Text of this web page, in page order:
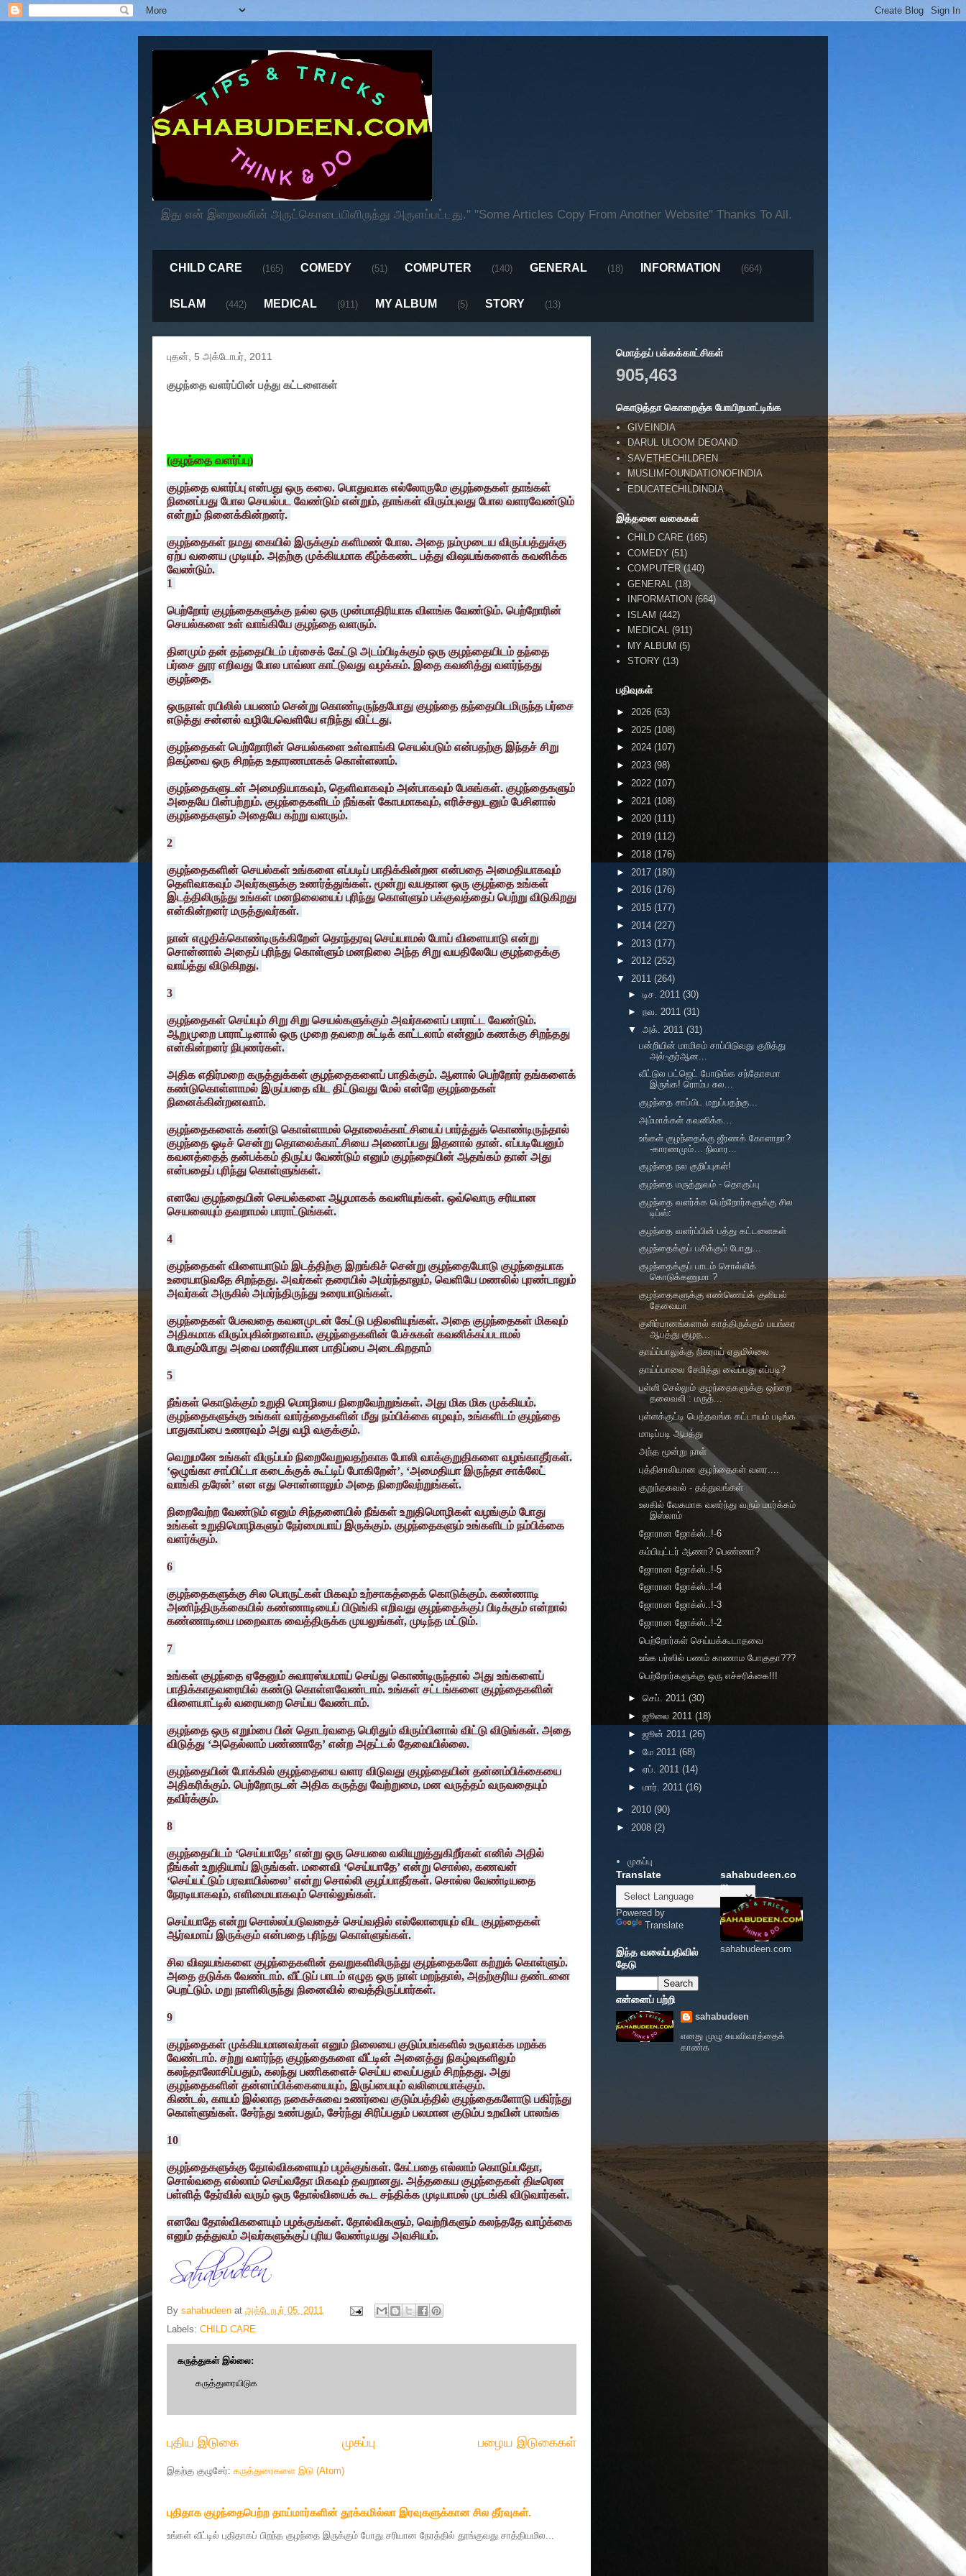
இது என் இறைவனின் அருட்கொடையிளிருந்து அருளப்பட்டது." "Some Articles Copy From Another Website" Thanks To All.
CHILD CARE (165) COMEDY (51) COMPUTER (140) GENERAL (18) INFORMATION (664)
ISLAM (442) MEDICAL (911) MY ALBUM (5) STORY (13)
புதன், 5 அக்டோபர், 2011
குழந்தை வளர்ப்பின் பத்து கட்டளைகள்
(குழந்தை வளர்ப்பு)
குழந்தை வளர்ப்பு என்பது ஒரு கலை. பொதுவாக எல்லோருமே குழந்தைகள் தாங்கள்
நினைப்பது போல செயல்பட வேண்டும் என்றும், தாங்கள் விரும்புவது போல வளரவேண்டும்
என்றும் நினைக்கின்றனர்.
குழந்தைகள் நமது கையில் இருக்கும் களிமண் போல. அதை நம்முடைய விருப்பத்துக்கு
ஏற்ப வனைய முடியும். அதற்கு முக்கியமாக கீழ்க்கண்ட பத்து விஷயங்களைக் கவனிக்க
வேண்டும்.
1
பெற்றோர் குழந்தைகளுக்கு நல்ல ஒரு முன்மாதிரியாக விளங்க வேண்டும். பெற்றோரின்
செயல்களை உள் வாங்கியே குழந்தை வளரும்.
தினமும் தன் தந்தையிடம் பர்சைக் கேட்டு அடம்பிடிக்கும் ஒரு குழந்தையிடம் தந்தை
பர்சை தூர எறிவது போல பாவ்லா காட்டுவது வழக்கம். இதை கவனித்து வளர்ந்தது
குழந்தை.
ஒருநாள் ரயிலில் பயணம் சென்று கொண்டிருந்தபோது குழந்தை தந்தையிடமிருந்த பர்சை
எடுத்து சன்னல் வழியேவெளியே எறிந்து விட்டது.
குழந்தைகள் பெற்றோரின் செயல்களை உள்வாங்கி செயல்படும் என்பதற்கு இந்தச் சிறு
நிகழ்வை ஒரு சிறந்த உதாரணமாகக் கொள்ளலாம்.
குழந்தைகளுடன் அமைதியாகவும், தெளிவாகவும் அன்பாகவும் பேசுங்கள். குழந்தைகளும்
அதையே பின்பற்றும். குழந்தைகளிடம் நீங்கள் கோபமாகவும், எரிச்சலுடனும் பேசினால்
குழந்தைகளும் அதையே கற்று வளரும்.
2
குழந்தைகளின் செயல்கள் உங்களை எப்படிப் பாதிக்கின்றன என்பதை அமைதியாகவும்
தெளிவாகவும் அவர்களுக்கு உணர்த்துங்கள். மூன்று வயதான ஒரு குழந்தை உங்கள்
இடத்திலிருந்து உங்கள் மனநிலையைப் புரிந்து கொள்ளும் பக்குவத்தைப் பெற்று விடுகிறது
என்கின்றனர் மருத்துவர்கள்.
நான் எழுதிக்கொண்டிருக்கிறேன் தொந்தரவு செய்யாமல் போய் விளையாடு என்று
சொன்னால் அதைப் புரிந்து கொள்ளும் மனநிலை அந்த சிறு வயதிலேயே குழந்தைக்கு
வாய்த்து விடுகிறது.
3
குழந்தைகள் செய்யும் சிறு சிறு செயல்களுக்கும் அவர்களைப் பாராட்ட வேண்டும்.
ஆறுமுறை பாராட்டினால் ஒரு முறை தவறை சுட்டிக் காட்டலாம் என்னும் கணக்கு சிறந்தது
என்கின்றனர் நிபுணர்கள்.
அதிக எதிர்மறை கருத்துக்கள் குழந்தைகளைப் பாதிக்கும். ஆனால் பெற்றோர் தங்களைக்
கண்டுகொள்ளாமல் இருப்பதை விட திட்டுவது மேல் என்றே குழந்தைகள்
நினைக்கின்றனவாம்.
குழந்தைகளைக் கண்டு கொள்ளாமல் தொலைக்காட்சியைப் பார்த்துக் கொண்டிருந்தால்
குழந்தை ஓடிச் சென்று தொலைக்காட்சியை அணைப்பது இதனால் தான். எப்படியேனும்
கவனத்தைத் தன்பக்கம் திருப்ப வேண்டும் எனும் குழந்தையின் ஆதங்கம் தான் அது
என்பதைப் புரிந்து கொள்ளுங்கள்.
எனவே குழந்தையின் செயல்களை ஆழமாகக் கவனியுங்கள். ஒவ்வொரு சரியான
செயலையும் தவறாமல் பாராட்டுங்கள்.
4
குழந்தைகள் விளையாடும் இடத்திற்கு இறங்கிச் சென்று குழந்தையோடு குழந்தையாக
உரையாடுவதே சிறந்தது. அவர்கள் தரையில் அமர்ந்தாலும், வெளியே மணலில் புரண்டாலும்
அவர்கள் அருகில் அமர்ந்திருந்து உரையாடுங்கள்.
குழந்தைகள் பேசுவதை கவனமுடன் கேட்டு பதிலளியுங்கள். அதை குழந்தைகள் மிகவும்
அதிகமாக விரும்புகின்றனவாம். குழந்தைகளின் பேச்சுகள் கவனிக்கப்படாமல்
போகும்போது அவை மனரீதியான பாதிப்பை அடைகிறதாம்
5
நீங்கள் கொடுக்கும் உறுதி மொழியை நிறைவேற்றுங்கள். அது மிக மிக முக்கியம்.
குழந்தைகளுக்கு உங்கள் வார்த்தைகளின் மீது நம்பிக்கை எழவும், உங்களிடம் குழந்தை
பாதுகாப்பை உணரவும் அது வழி வகுக்கும்.
வெறுமனே உங்கள் விருப்பம் நிறைவேறுவதற்காக போலி வாக்குறுதிகளை வழங்காதீர்கள்.
‘ஒழுங்கா சாப்பிட்டா கடைக்குக் கூட்டிப் போகிறேன்’, ‘அமைதியா இருந்தா சாக்லேட்
வாங்கி தரேன்’ என எது சொன்னாலும் அதை நிறைவேற்றுங்கள்.
நிறைவேற்ற வேண்டும் எனும் சிந்தனையில் நீங்கள் உறுதிமொழிகள் வழங்கும் போது
உங்கள் உறுதிமொழிகளும் நேர்மையாய் இருக்கும். குழந்தைகளும் உங்களிடம் நம்பிக்கை
வளர்க்கும்.
6
குழந்தைகளுக்கு சில பொருட்கள் மிகவும் உற்சாகத்தைக் கொடுக்கும். கண்ணாடி
அணிந்திருக்கையில் கண்ணாடியைப் பிடுங்கி எறிவது குழந்தைக்குப் பிடிக்கும் என்றால்
கண்ணாடியை மறைவாக வைத்திருக்க முயலுங்கள், முடிந்த மட்டும்.
7
உங்கள் குழந்தை ஏதேனும் சுவாரஸ்யமாய் செய்து கொண்டிருந்தால் அது உங்களைப்
பாதிக்காதவரையில் கண்டு கொள்ளவேண்டாம். உங்கள் சட்டங்களை குழந்தைகளின்
விளையாட்டில் வரையறை செய்ய வேண்டாம்.
குழந்தை ஒரு எறும்பை பின் தொடர்வதை பெரிதும் விரும்பினால் விட்டு விடுங்கள். அதை
விடுத்து ‘அதெல்லாம் பண்ணாதே’ என்ற அதட்டல் தேவையில்லை.
குழந்தையின் போக்கில் குழந்தையை வளர விடுவது குழந்தையின் தன்னம்பிக்கையை
அதிகரிக்கும். பெற்றோருடன் அதிக கருத்து வேற்றுமை, மன வருத்தம் வருவதையும்
தவிர்க்கும்.
8
குழந்தையிடம் ‘செய்யாதே’ என்று ஒரு செயலை வலியுறுத்துகிறீர்கள் எனில் அதில்
நீங்கள் உறுதியாய் இருங்கள். மனைவி ‘செய்யாதே’ என்று சொல்ல, கணவன்
‘செய்யட்டும் பரவாயில்லை’ என்று சொல்லி குழப்பாதீர்கள். சொல்ல வேண்டியதை
நேரடியாகவும், எளிமையாகவும் சொல்லுங்கள்.
செய்யாதே என்று சொல்லப்படுவதைச் செய்வதில் எல்லோரையும் விட குழந்தைகள்
ஆர்வமாய் இருக்கும் என்பதை புரிந்து கொள்ளுங்கள்.
சில விஷயங்களை குழந்தைகளின் தவறுகளிலிருந்து குழந்தைகளே கற்றுக் கொள்ளும்.
அதை தடுக்க வேண்டாம். வீட்டுப் பாடம் எழுத ஒரு நாள் மறந்தால், அதற்குரிய தண்டனை
பெறட்டும். மறு நாளிலிருந்து நினைவில் வைத்திருப்பார்கள்.
9
குழந்தைகள் முக்கியமானவர்கள் எனும் நிலையை குடும்பங்களில் உருவாக்க மறக்க
வேண்டாம். சற்று வளர்ந்த குழந்தைகளை வீட்டின் அனைத்து நிகழ்வுகளிலும்
கலந்தாலோசிப்பதும், கலந்து பணிகளைச் செய்ய வைப்பதும் சிறந்தது. அது
குழந்தைகளின் தன்னம்பிக்கையையும், இருப்பையும் வலிமையாக்கும்.
கிண்டல், காயம் இல்லாத நகைச்சுவை உணர்வை குடும்பத்தில் குழந்தைகளோடு பகிர்ந்து
கொள்ளுங்கள். சேர்ந்து உண்பதும், சேர்ந்து சிரிப்பதும் பலமான குடும்ப உறவின் பாலங்க
10
குழந்தைகளுக்கு தோல்விகளையும் பழக்குங்கள். கேட்பதை எல்லாம் கொடுப்பதோ,
சொல்வதை எல்லாம் செய்வதோ மிகவும் தவறானது. அத்தகைய குழந்தைகள் திடீரென
பள்ளித் தேர்வில் வரும் ஒரு தோல்வியைக் கூட சந்திக்க முடியாமல் முடங்கி விடுவார்கள்.
எனவே தோல்விகளையும் பழக்குங்கள். தோல்விகளும், வெற்றிகளும் கலந்ததே வாழ்க்கை
எனும் தத்துவம் அவர்களுக்குப் புரிய வேண்டியது அவசியம்.
By sahabudeen at அக்டோபர் 05, 2011
Labels: CHILD CARE
கருத்துகள் இல்லை:
கருத்துரையிடுக
புதிய இடுகை பழைய இடுகைகள்
முகப்பு
இதற்கு குழுசேர்: கருத்துரைகளை இடு (Atom)
புதிதாக குழந்தைபெற்ற தாய்மார்களின் தூக்கமில்லா இரவுகளுக்கான சில தீர்வுகள்.
உங்கள் வீட்டில் புதிதாகப் பிறந்த குழந்தை இருக்கும் போது சரியான நேரத்தில் தூங்குவது சாத்தியமில...
மொத்தப் பக்கக்காட்சிகள்
905,463
கொடுத்தா கொறைஞ்சு போயிறமாட்டிங்க
GIVEINDIA
DARUL ULOOM DEOAND
SAVETHECHILDREN
MUSLIMFOUNDATIONOFINDIA
EDUCATECHILDINDIA
இத்தனை வகைகள்
CHILD CARE (165)
COMEDY (51)
COMPUTER (140)
GENERAL (18)
INFORMATION (664)
ISLAM (442)
MEDICAL (911)
MY ALBUM (5)
STORY (13)
பதிவுகள்
► 2026 (63)
► 2025 (108)
► 2024 (107)
► 2023 (98)
► 2022 (107)
► 2021 (108)
► 2020 (111)
► 2019 (112)
► 2018 (176)
► 2017 (180)
► 2016 (176)
► 2015 (177)
► 2014 (227)
► 2013 (177)
► 2012 (252)
▼ 2011 (264)
► டிச. 2011 (30)
► நவ. 2011 (31)
▼ அக். 2011 (31)
பன்றியின் மாமிசம் சாப்பிடுவது குறித்து
அல்-குர்ஆன...
வீட்டுல பட்ஜெட் போடுங்க சந்தோசமா
இருங்க! ரொம்ப சுல...
குழந்தை சாப்பிட மறுப்பதற்கு...
அம்மாக்கள் கவனிக்க…
உங்கள் குழந்தைக்கு ஜீரணக் கோளாறா?
-காரணமும்… நிவார...
குழந்தை நல குறிப்புகள்!
குழந்தை மருத்துவம் - தொகுப்பு
குழந்தை வளர்க்க பெற்றோர்களுக்கு சில
டிப்ஸ்:
குழந்தை வளர்ப்பின் பத்து கட்டளைகள்
குழந்தைக்குப் பசிக்கும் போது...
குழந்தைக்குப் பாடம் சொல்லிக்
கொடுக்கணுமா ?
குழந்தைகளுக்கு எண்ணெய்க் குளியல்
தேவையா
குளிர்பானங்களால் காத்திருக்கும் பயங்கர
ஆபத்து குழந...
தாய்ப்பாலுக்கு நிகராய் ஏதுமில்லை
தாய்ப்பாலை சேமித்து வைப்பது எப்படி?
பள்ளி செல்லும் குழந்தைகளுக்கு ஒற்றை
தலைவலி : மருத்...
புள்ளக்குட்டி பெத்தவங்க கட்டாயம் படிங்க
மாடிப்படி ஆபத்து
அந்த மூன்று நாள்
புத்திசாலியான குழந்தைகள் வளர....
குறுந்தகவல் - தத்துவங்கள்
உலகில் வேகமாக வளர்ந்து வரும் மார்க்கம்
இஸ்லாம்
ஜோரான ஜோக்ஸ்..!-6
கம்பியுட்டர் ஆணா? பெண்ணா?
ஜோரான ஜோக்ஸ்..!-5
ஜோரான ஜோக்ஸ்..!-4
ஜோரான ஜோக்ஸ்..!-3
ஜோரான ஜோக்ஸ்..!-2
பெற்றோர்கள் செய்யக்கூடாதவை
உங்க பர்ஸில் பணம் காணாம போகுதா???
பெற்றோர்களுக்கு ஒரு எச்சரிக்கை!!!
► செப். 2011 (30)
► ஜூலை 2011 (18)
► ஜூன் 2011 (26)
► மே 2011 (68)
► ஏப். 2011 (14)
► மார். 2011 (16)
► 2010 (90)
► 2008 (2)
முகப்பு
Translate
Powered by
Translate
இந்த வலைப்பதிவில்
தேடு
sahabudeen.co
m
sahabudeen.com
என்னைப் பற்றி
sahabudeen
எனது முழு சுயவிவரத்தைக்
காண்க